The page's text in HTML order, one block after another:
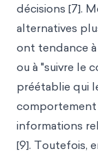
décisions [7].
alternatives
ont tendance à
ou à "suivre le
préétablie qui
informations
[9]. Toutefois,